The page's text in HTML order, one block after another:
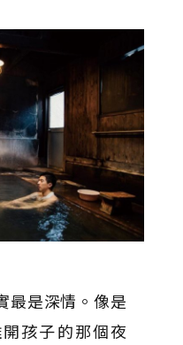
最是深情。像是
孩子的那個夜